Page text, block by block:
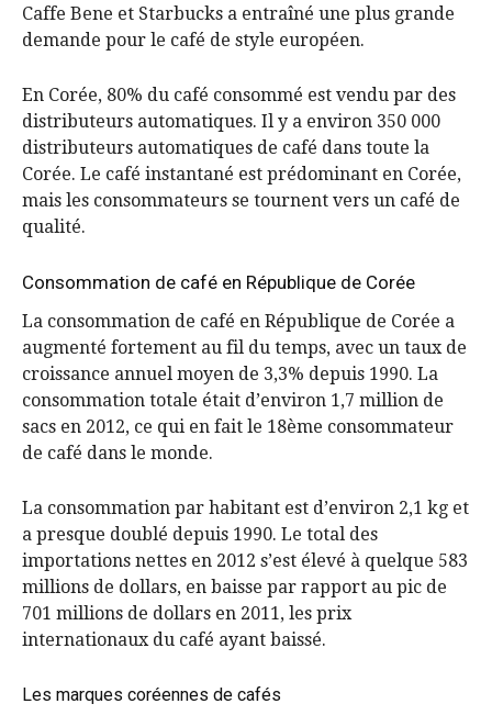
Caffe Bene et Starbucks a entraîné une plus grande
demande pour le café de style européen.
En Corée, 80% du café consommé est vendu par des
distributeurs automatiques. Il y a environ 350 000
distributeurs automatiques de café dans toute la
Corée. Le café instantané est prédominant en Corée,
mais les consommateurs se tournent vers un café de
qualité.
Consommation de café en République de Corée
La consommation de café en République de Corée a
augmenté fortement au fil du temps, avec un taux de
croissance annuel moyen de 3,3% depuis 1990. La
consommation totale était d’environ 1,7 million de
sacs en 2012, ce qui en fait le 18ème consommateur
de café dans le monde.
La consommation par habitant est d’environ 2,1 kg et
a presque doublé depuis 1990. Le total des
importations nettes en 2012 s’est élevé à quelque 583
millions de dollars, en baisse par rapport au pic de
701 millions de dollars en 2011, les prix
internationaux du café ayant baissé.
Les marques coréennes de cafés